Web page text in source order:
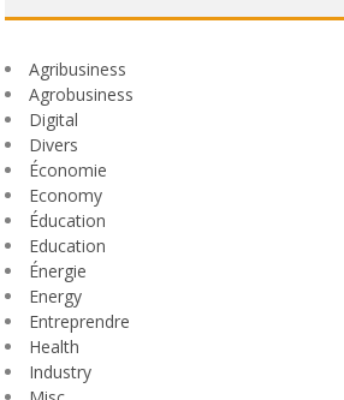
Agribusiness
Agrobusiness
Digital
Divers
Économie
Economy
Éducation
Education
Énergie
Energy
Entreprendre
Health
Industry